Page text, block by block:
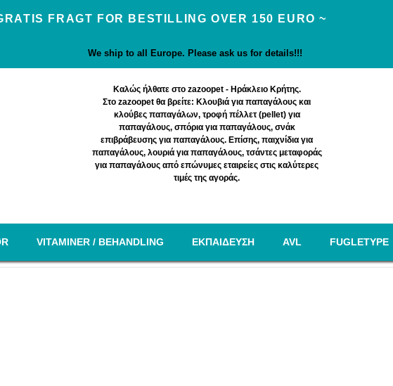
FRAGT FOR BESTILLING OVER 150 EURO ~
We ship to all Europe. Please ask us for details!!!
Καλώς ήλθατε στο zazoopet - Ηράκλειο Κρήτης.
Στο zazoopet θα βρείτε: Κλουβιά για παπαγάλους και
κλούβες παπαγάλων, τροφή πέλλετ (pellet) για
παπαγάλους, σπόρια για παπαγάλους, σνάκ
επιβράβευσης για παπαγάλους. Επίσης, παιχνίδια για
παπαγάλους, λουριά για παπαγάλους, τσάντες μεταφοράς
για παπαγάλους από επώνυμες εταιρείες στις καλύτερες
τιμές της αγοράς.
VITAMINER / BEHANDLING EΚΠΑΙΔΕΥΣΗ AVL FUGLETYPE